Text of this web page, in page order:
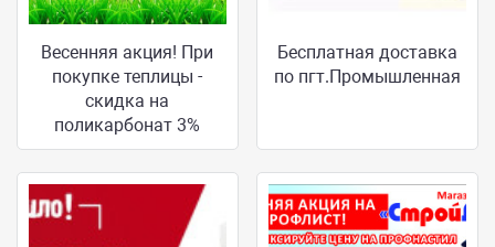
Весенняя акция! При
покупке теплицы -
скидка на
поликарбонат 3%
Бесплатная доставка
по пгт.Промышленная